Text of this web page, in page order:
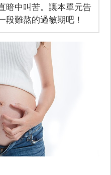
暗中叫苦。讓本單元告
段難熬的過敏期吧！